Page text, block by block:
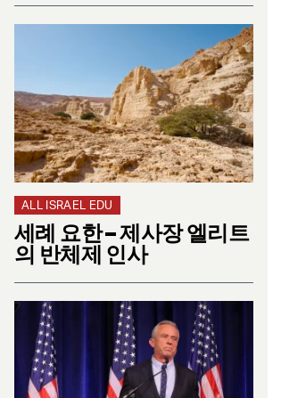
ALL ISRAEL EDU
세례 요한 – 제사장 엘리트
의 반체제 인사